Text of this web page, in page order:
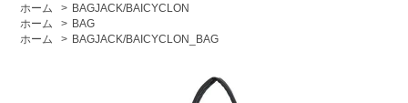
ホーム > BAGJACK/BAICYCLON
ホーム
> BAG
ホーム
> BAGJACK/BAICYCLON_BAG